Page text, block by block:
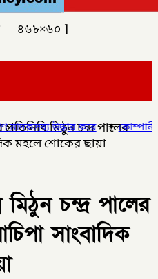
— ৪৬৮×৬০ ]
✦কোম্পানীগঞ্জে জুলাই
মিঠুন চন্দ্র পালের
মহলে শোকের ছায়া
মিঠুন চন্দ্র পালের
সাংবাদিক